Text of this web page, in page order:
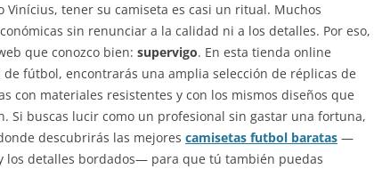
Vinícius, tener su camiseta es casi un ritual. Muchos
sin renunciar a la calidad ni a los detalles. Por eso,
que conozco bien: supervigo. En esta tienda online
fútbol, encontrarás una amplia selección de réplicas de
con materiales resistentes y con los mismos diseños que
Si buscas lucir como un profesional sin gastar una fortuna,
descubrirás las mejores camisetas futbol baratas —
los detalles bordados— para que tú también puedas